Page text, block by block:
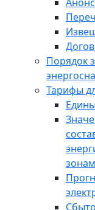
Порядок
Тарифы